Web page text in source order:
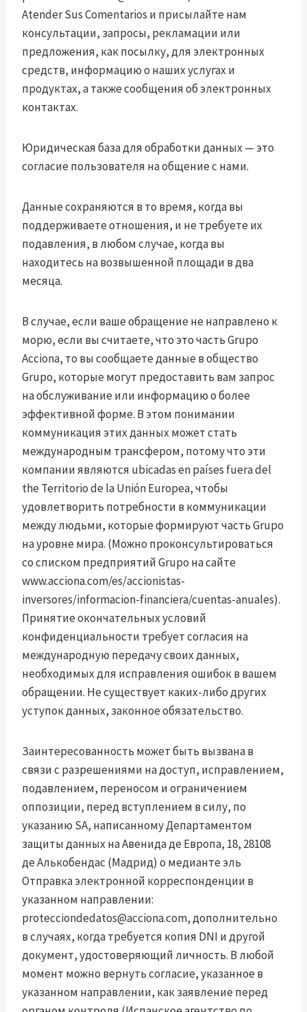
Atender Sus Comentarios и присылайте нам
консультации, запросы, рекламации или
предложения, как посылку, для электронных
средств, информацию о наших услугах и
продуктах, а также сообщения об электронных
контактах.
Юридическая база для обработки данных — это
согласие пользователя на общение с нами.
Данные сохраняются в то время, когда вы
поддерживаете отношения, и не требуете их
подавления, в любом случае, когда вы
находитесь на возвышенной площади в два
месяца.
В случае, если ваше обращение не направлено к
морю, если вы считаете, что это часть Grupo
Acciona, то вы сообщаете данные в общество
Grupo, которые могут предоставить вам запрос
на обслуживание или информацию о более
эффективной форме. В этом понимании
коммуникация этих данных может стать
международным трансфером, потому что эти
компании являются ubicadas en países fuera del
the Territorio de la Unión Europea, чтобы
удовлетворить потребности в коммуникации
между людьми, которые формируют часть Grupo
на уровне мира. (Можно проконсультироваться
со списком предприятий Grupo на сайте
www.acciona.com/es/accionistas-
inversores/informacion-financiera/cuentas-anuales).
Принятие окончательных условий
конфиденциальности требует согласия на
международную передачу своих данных,
необходимых для исправления ошибок в вашем
обращении. Не существует каких-либо других
уступок данных, законное обязательство.
Заинтересованность может быть вызвана в
связи с разрешениями на доступ, исправлением,
подавлением, переносом и ограничением
оппозиции, перед вступлением в силу, по
указанию SA, написанному Департаментом
защиты данных на Авенида де Европа, 18, 28108
де Алькобендас (Мадрид) о медианте эль
Отправка электронной корреспонденции в
указанном направлении:
protecciondedatos@acciona.com, дополнительно
в случаях, когда требуется копия DNI и другой
документ, удостоверяющий личность. В любой
момент можно вернуть согласие, указанное в
указанном направлении, как заявление перед